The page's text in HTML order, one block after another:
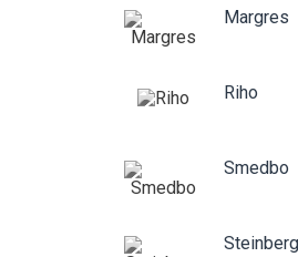
Margres
Riho
Smedbo
Steinberg